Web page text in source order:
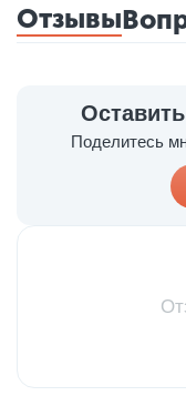
Отзывы
Поделитесь